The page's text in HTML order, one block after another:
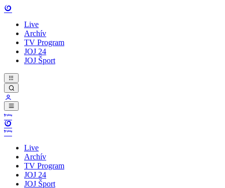
Live
Archív
TV Program
JOJ 24
JOJ Šport
Live
Archív
TV Program
JOJ 24
JOJ Šport